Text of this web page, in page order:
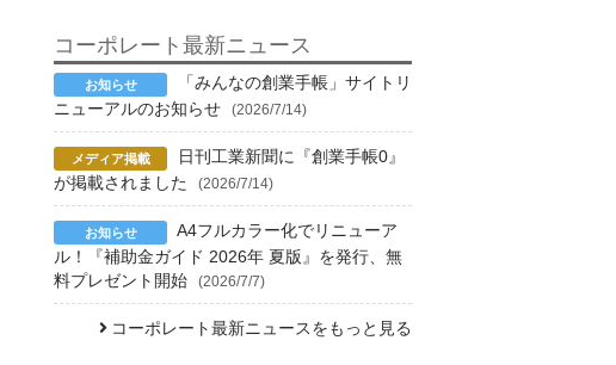
コーポレート最新ニュース
「みんなの創業手帳」サイトリ
ニューアルのお知らせ
(2026/7/14)
日刊工業新聞に『創業手帳0』
が掲載されました
(2026/7/14)
A4フルカラー化でリニューア
ル！『補助金ガイド 2026年 夏版』を発行、無
料プレゼント開始
(2026/7/7)
コーポレート最新ニュースをもっと見る